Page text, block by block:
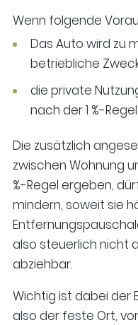
Wenn folgende
Das Auto wird zu
betriebliche
die private
nach der 1 %-
Die zusätzlich
zwischen Wohnung
%-Regel ergeben,
mindern, soweit sie
also steuerlich nicht
abziehbar.
Wichtig ist dabei der
also der feste Ort,